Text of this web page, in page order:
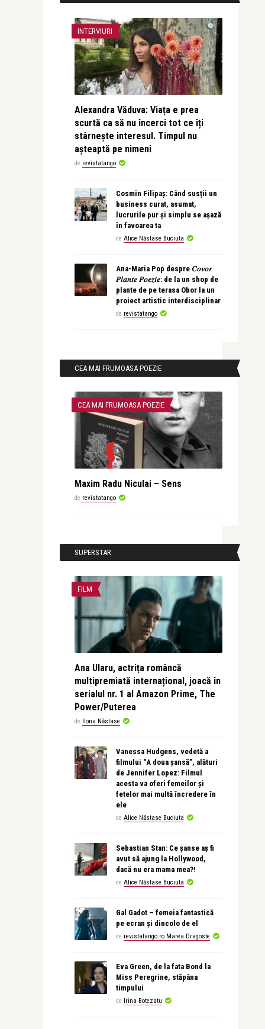
INTERVIURI
Alexandra Văduva: Viața e prea
scurtă ca să nu încerci tot ce îți
stârnește interesul. Timpul nu
așteaptă pe nimeni
de revistatango
Cosmin Filipaș: Când susții un
business curat, asumat,
lucrurile pur și simplu se așază
în favoarea ta
de Alice Năstase Buciuta
Ana-Maria Pop despre 𝐶𝑜𝑣𝑜𝑟
𝑃𝑙𝑎𝑛𝑡𝑒 𝑃𝑜𝑒𝑧𝑖𝑒: de la un shop de
plante de pe terasa Obor la un
proiect artistic interdisciplinar
de revistatango
CEA MAI FRUMOASA POEZIE
CEA MAI FRUMOASA POEZIE
Maxim Radu Niculai – Sens
de revistatango
SUPERSTAR
FILM
Ana Ularu, actrița româncă
multipremiată internațional, joacă în
serialul nr. 1 al Amazon Prime, The
Power/Puterea
de Ilona Năstase
Vanessa Hudgens, vedetă a
filmului “A doua șansă”, alături
de Jennifer Lopez: Filmul
acesta va oferi femeilor și
fetelor mai multă încredere în
ele
de Alice Năstase Buciuta
Sebastian Stan: Ce șanse aș fi
avut să ajung la Hollywood,
dacă nu era mama mea?!
de Alice Năstase Buciuta
Gal Gadot – femeia fantastică
pe ecran și dincolo de el
de revistatango.ro Marea Dragoste
Eva Green, de la fata Bond la
Miss Peregrine, stăpâna
timpului
de Irina Botezatu